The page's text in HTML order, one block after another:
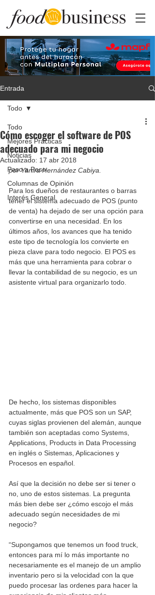
Entrada
Todo
Mejores Prácticas
Noticias
Paso a Paso
Columnas de Opinión
Interés General
Todo
Cómo escoger el software de POS
adecuado para mi negocio
Actualizado: 17 abr 2018
por Yanira Hernández Cabiya.
Para los dueños de restaurantes o barras
tener el sistema adecuado de POS (punto
de venta) ha dejado de ser una opción para
convertirse en una necesidad. En los
últimos años, los avances que ha tenido
este tipo de tecnología los convierte en
pieza clave para todo negocio. El POS es
más que una herramienta para cobrar o
llevar la contabilidad de su negocio, es un
asistente virtual para organizarlo todo.
De hecho, los sistemas disponibles
actualmente, más que POS son un SAP,
cuyas siglas provienen del alemán, aunque
también son aceptadas como Systems,
Applications, Products in Data Processing
en inglés o Sistemas, Aplicaciones y
Procesos en español.
Así que la decisión no debe ser si tener o
no, uno de estos sistemas. La pregunta
más bien debe ser ¿cómo escojo el más
adecuado según necesidades de mi
negocio?
“Supongamos que tenemos un food truck,
entonces para mí lo más importante no
necesariamente es el manejo de un amplio
inventario pero si la velocidad con la que
puedo procesar las ordenes para hacer la